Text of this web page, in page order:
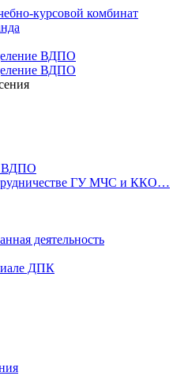
курсовой комбинат
ВДПО
ГУ МЧС и ККО…
деятельность
ДПК